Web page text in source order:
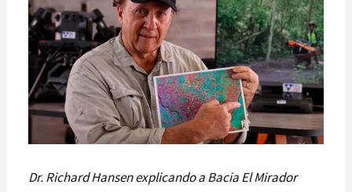
Dr. Richard Hansen explicando a Bacia El Mirador